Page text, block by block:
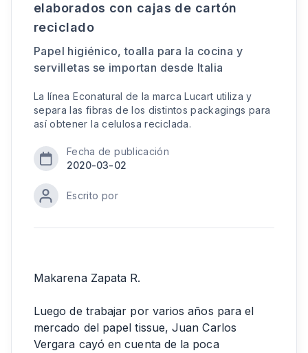
elaborados con cajas de cartón
reciclado
Papel higiénico, toalla para la cocina y
servilletas se importan desde Italia
La línea Econatural de la marca Lucart utiliza y
separa las fibras de los distintos packagings para
así obtener la celulosa reciclada.
Fecha de publicación
2020-03-02
Escrito por
Makarena Zapata R.
Luego de trabajar por varios años para el
mercado del papel tissue, Juan Carlos
Vergara cayó en cuenta de la poca